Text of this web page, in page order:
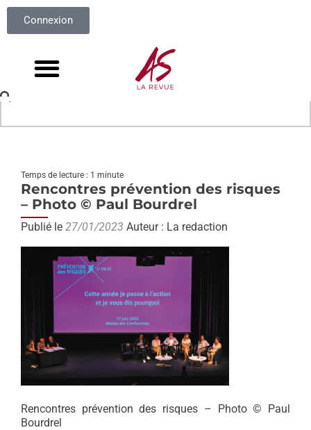
Connexion
Temps de lecture : 1 minute
Rencontres prévention des risques
– Photo © Paul Bourdrel
Publié le 27/01/2023 Auteur : La redaction
Rencontres prévention des risques – Photo © Paul
Bourdrel